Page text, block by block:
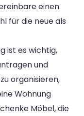
einen
für die neue als
ist es wichtig,
und
organisieren,
Wohnung
Möbel, die